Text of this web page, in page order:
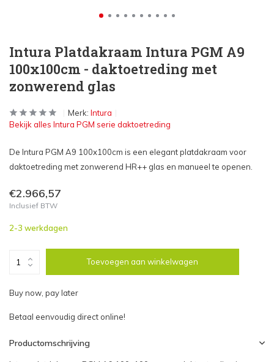
Intura Platdakraam Intura PGM A9
100x100cm - daktoetreding met
zonwerend glas
Merk: Intura
Bekijk alles Intura PGM serie daktoetreding
De Intura PGM A9 100x100cm is een elegant platdakraam voor
daktoetreding met zonwerend HR++ glas en manueel te openen.
€2.966,57
Inclusief BTW
2-3 werkdagen
Toevoegen aan winkelwagen
Buy now, pay later
Betaal eenvoudig direct online!
Productomschrijving